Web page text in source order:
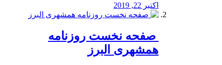
اکتبر 22, 2019
️ صفحه نخست روزنامه‌
همشهری البرز